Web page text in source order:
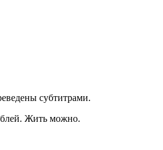
субтитрами.
Жить можно.